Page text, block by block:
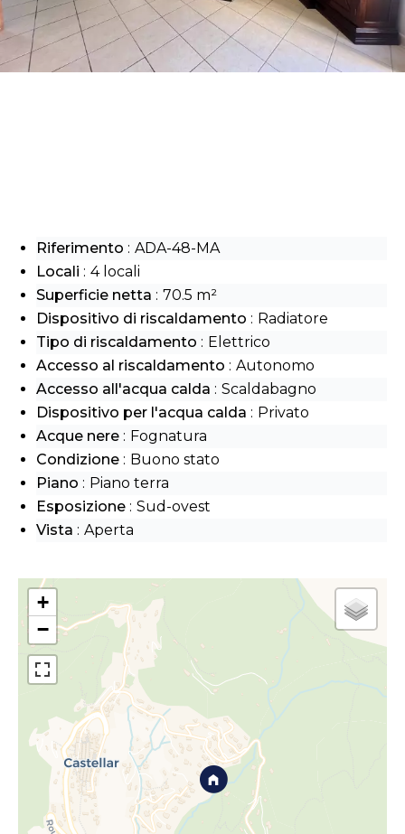
+
−
Riferimento
ADA-48-MA
Locali
4 locali
Superficie netta
70.5 m²
Dispositivo di riscaldamento
Radiatore
Tipo di riscaldamento
Elettrico
Accesso al riscaldamento
Autonomo
Accesso all'acqua calda
Scaldabagno
Dispositivo per l'acqua calda
Privato
Acque nere
Fognatura
Condizione
Buono stato
Piano
Piano terra
Esposizione
Sud-ovest
Vista
Aperta